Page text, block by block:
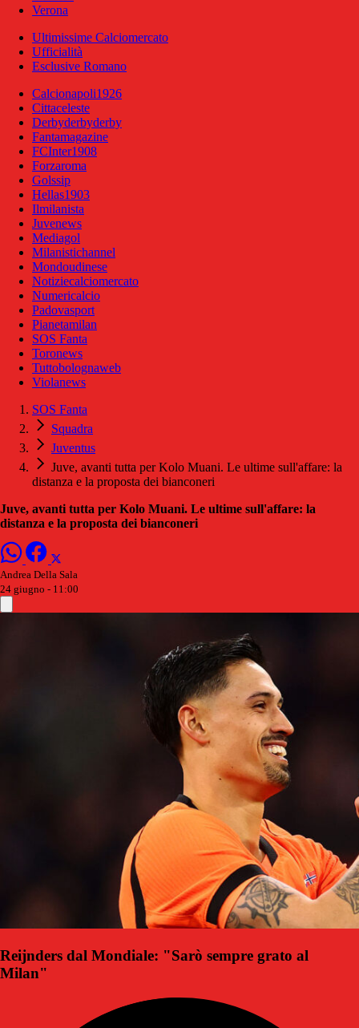
Verona
Ultimissime Calciomercato
Ufficialità
Esclusive Romano
Calcionapoli1926
Cittaceleste
Derbyderbyderby
Fantamagazine
FCInter1908
Forzaroma
Golssip
Hellas1903
Ilmilanista
Juvenews
Mediagol
Milanistichannel
Mondoudinese
Notiziecalciomercato
Numericalcio
Padovasport
Pianetamilan
SOS Fanta
Toronews
Tuttobolognaweb
Violanews
SOS Fanta
Squadra
Juventus
Juve, avanti tutta per Kolo Muani. Le ultime sull'affare: la
distanza e la proposta dei bianconeri
Juve, avanti tutta per Kolo Muani. Le ultime sull'affare: la
distanza e la proposta dei bianconeri
Andrea Della Sala
24 giugno - 11:00
Reijnders dal Mondiale: "Sarò sempre grato al
Milan"